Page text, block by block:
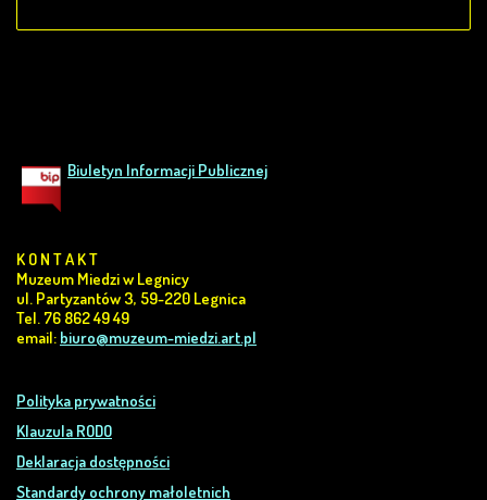
Biuletyn Informacji Publicznej
K O N T A K T
Muzeum Miedzi w Legnicy
ul. Partyzantów 3, 59-220 Legnica
Tel. 76 862 49 49
email: biuro@muzeum-miedzi.art.pl
Polityka prywatności
Klauzula RODO
Deklaracja dostępności
Standardy ochrony małoletnich